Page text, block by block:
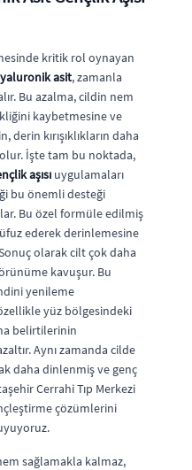
kritik rol oynayan
asit, zamanla
Bu azalma, cildin nem
kaybetmesine ve
kırışıklıkların daha
İşte tam bu noktada,
aşısı uygulamaları
bu önemli desteği
Bu özel formüle edilmiş
ederek derinlemesine
olarak cilt çok daha
kavuşur. Bu
yenileme
yüz bölgesindeki
belirtilerinin
Aynı zamanda cilde
daha dinlenmiş ve genç
Cerrahi Tıp Merkezi
çözümlerini
sağlamakla kalmaz,